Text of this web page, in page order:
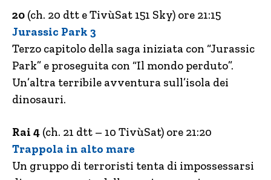
20 (ch. 20 dtt e TivùSat 151 Sky) ore 21:15
Jurassic Park 3
Terzo capitolo della saga iniziata con “Jurassic
Park” e proseguita con “Il mondo perduto”.
Un’altra terribile avventura sull’isola dei
dinosauri.
Rai 4 (ch. 21 dtt – 10 TivùSat) ore 21:20
Trappola in alto mare
Un gruppo di terroristi tenta di impossessarsi